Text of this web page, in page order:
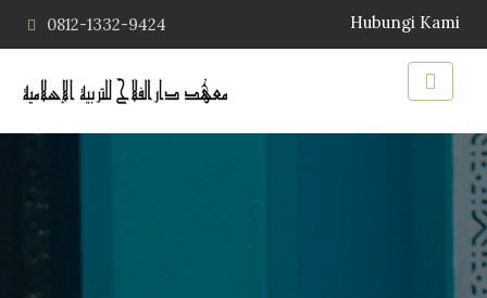
0812-1332-9424 Hubungi Kami